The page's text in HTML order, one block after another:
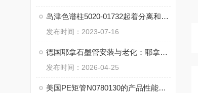
岛津色谱柱5020-01732起着分离和纯化样品成分的重要作用
发布时间：2023-07-16
德国耶拿石墨管安装与老化：耶拿石墨管的使用前预处理步骤
发布时间：2026-04-25
美国PE矩管N0780130的产品性能和清洗步骤